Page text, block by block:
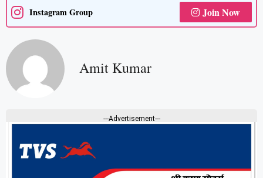
Instagram Group Join Now
Amit Kumar
---Advertisement---